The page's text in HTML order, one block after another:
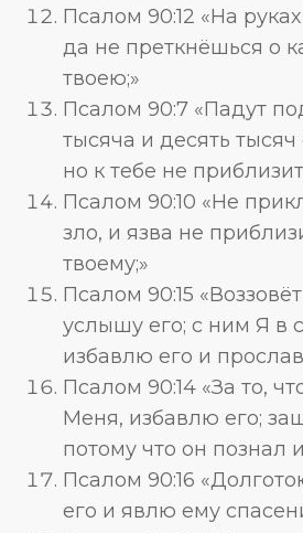
Псалом 90:12 «На
да не преткнёшься о
твоею;»
Псалом 90:7 «Падут
тысяча и десять
но к тебе не
Псалом 90:10 «Не
зло, и язва не
твоему;»
Псалом 90:15
услышу его; с ним Я в
избавлю его и
Псалом 90:14 «За то,
Меня, избавлю его;
потому что он познал
Псалом 90:16
его и явлю ему